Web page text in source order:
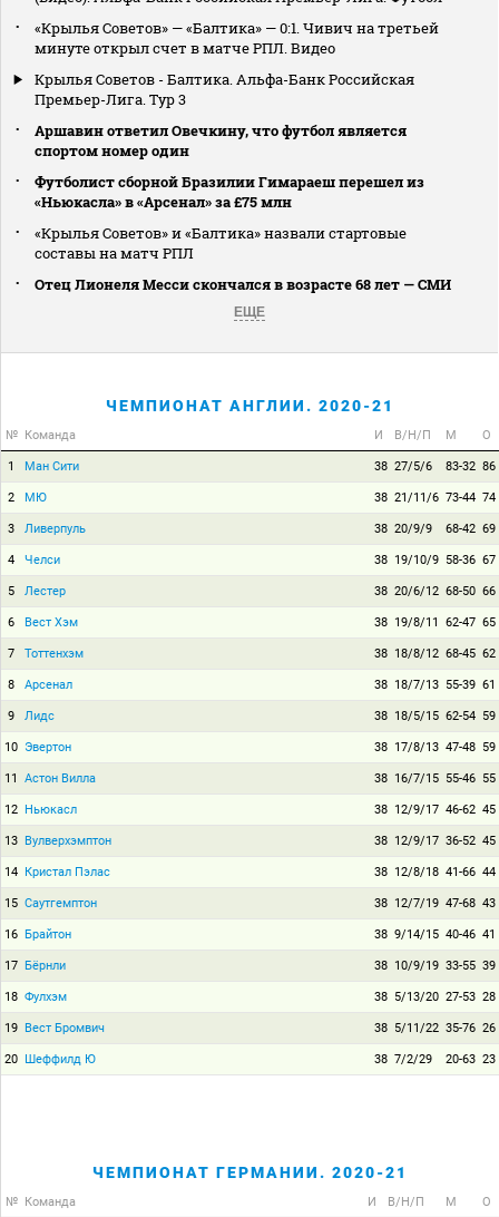
«Крылья Советов» — «Балтика» — 0:1. Чивич на третьей
минуте открыл счет в матче РПЛ. Видео
Крылья Советов - Балтика. Альфа-Банк Российская
Премьер-Лига. Тур 3
Аршавин ответил Овечкину, что футбол является
спортом номер один
Футболист сборной Бразилии Гимараеш перешел из
«Ньюкасла» в «Арсенал» за £75 млн
«Крылья Советов» и «Балтика» назвали стартовые
составы на матч РПЛ
Отец Лионеля Месси скончался в возрасте 68 лет — СМИ
ЕЩЕ
ЧЕМПИОНАТ АНГЛИИ. 2020-21
№ Команда И В/Н/П М О
1 Ман Сити 38 27/5/6 83-32 86
2 МЮ 38 21/11/6 73-44 74
3 Ливерпуль 38 20/9/9 68-42 69
4 Челси 38 19/10/9 58-36 67
5 Лестер 38 20/6/12 68-50 66
6 Вест Хэм 38 19/8/11 62-47 65
7 Тоттенхэм 38 18/8/12 68-45 62
8 Арсенал 38 18/7/13 55-39 61
9 Лидс 38 18/5/15 62-54 59
10 Эвертон 38 17/8/13 47-48 59
11 Астон Вилла 38 16/7/15 55-46 55
12 Ньюкасл 38 12/9/17 46-62 45
13 Вулверхэмптон 38 12/9/17 36-52 45
14 Кристал Пэлас 38 12/8/18 41-66 44
15 Саутгемптон 38 12/7/19 47-68 43
16 Брайтон 38 9/14/15 40-46 41
17 Бёрнли 38 10/9/19 33-55 39
18 Фулхэм 38 5/13/20 27-53 28
19 Вест Бромвич 38 5/11/22 35-76 26
20 Шеффилд Ю 38 7/2/29 20-63 23
ЧЕМПИОНАТ ГЕРМАНИИ. 2020-21
№ Команда И В/Н/П М О